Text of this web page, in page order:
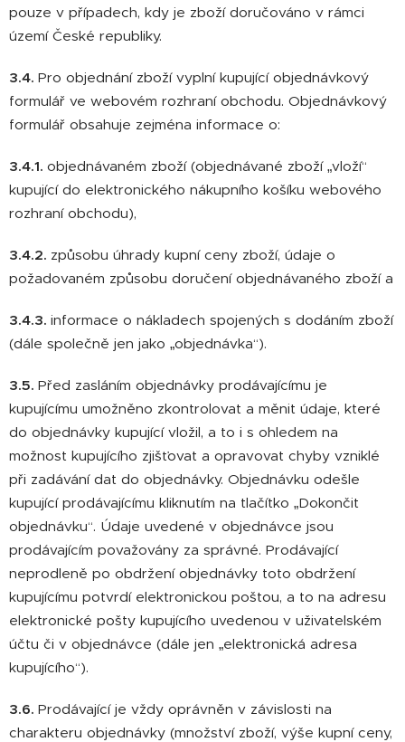
pouze v případech, kdy je zboží doručováno v rámci
území České republiky.
3.4. Pro objednání zboží vyplní kupující objednávkový
formulář ve webovém rozhraní obchodu. Objednávkový
formulář obsahuje zejména informace o:
3.4.1. objednávaném zboží (objednávané zboží „vloží“
kupující do elektronického nákupního košíku webového
rozhraní obchodu),
3.4.2. způsobu úhrady kupní ceny zboží, údaje o
požadovaném způsobu doručení objednávaného zboží a
3.4.3. informace o nákladech spojených s dodáním zboží
(dále společně jen jako „objednávka“).
3.5. Před zasláním objednávky prodávajícímu je
kupujícímu umožněno zkontrolovat a měnit údaje, které
do objednávky kupující vložil, a to i s ohledem na
možnost kupujícího zjišťovat a opravovat chyby vzniklé
při zadávání dat do objednávky. Objednávku odešle
kupující prodávajícímu kliknutím na tlačítko „Dokončit
objednávku“. Údaje uvedené v objednávce jsou
prodávajícím považovány za správné. Prodávající
neprodleně po obdržení objednávky toto obdržení
kupujícímu potvrdí elektronickou poštou, a to na adresu
elektronické pošty kupujícího uvedenou v uživatelském
účtu či v objednávce (dále jen „elektronická adresa
kupujícího“).
3.6. Prodávající je vždy oprávněn v závislosti na
charakteru objednávky (množství zboží, výše kupní ceny,